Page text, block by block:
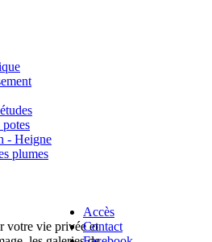
- Heigne
plumes
votre vie privée et
Accès
Contact